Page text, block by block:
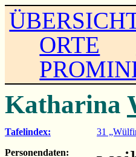
ORTE
Katharina
Tafelindex: 31
Personendaten: